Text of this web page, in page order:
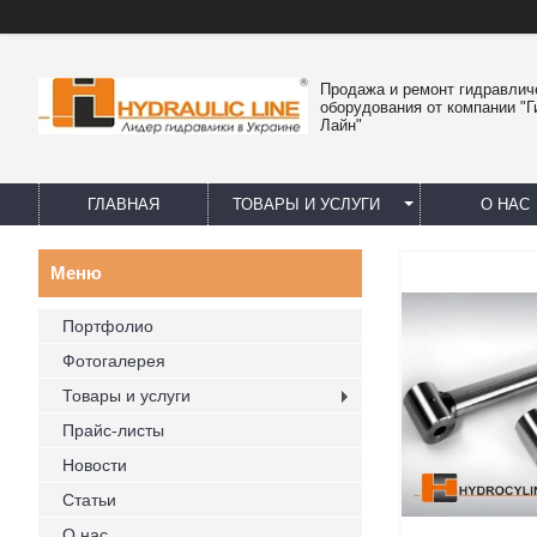
Продажа и ремонт
оборудования от компании
Лайн"
ГЛАВНАЯ ТОВАРЫ И УСЛУГИ О НАС
Портфолио
Фотогалерея
Товары и услуги
Прайс-листы
Новости
Статьи